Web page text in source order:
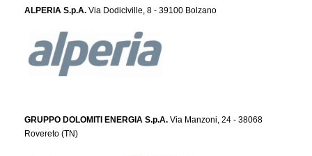
ALPERIA S.p.A. Via Dodiciville, 8 - 39100 Bolzano
GRUPPO DOLOMITI ENERGIA S.p.A. Via Manzoni, 24 - 38068
Rovereto (TN)